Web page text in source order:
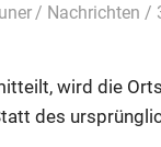
Nachrichten /
wird die
des